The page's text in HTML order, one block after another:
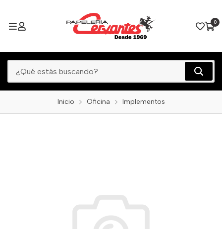
0
Inicio Oficina Implementos